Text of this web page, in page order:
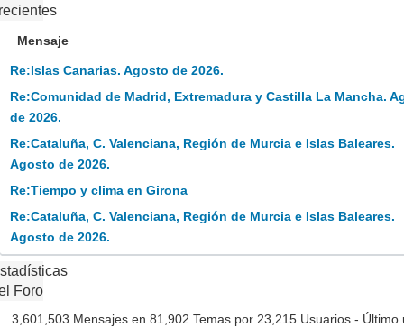
Mensaje
Re:Islas Canarias. Agosto de 2026.
Re:Comunidad de Madrid, Extremadura y Castilla La Mancha.
de 2026.
Re:Cataluña, C. Valenciana, Región de Murcia e Islas Baleares.
Agosto de 2026.
Re:Tiempo y clima en Girona
Re:Cataluña, C. Valenciana, Región de Murcia e Islas Baleares.
Agosto de 2026.
Foro
3,601,503 Mensajes en 81,902 Temas por 23,215 Usuarios -